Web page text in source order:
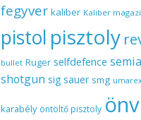
fegyver kaliber Kaliber
pistol pisztoly
bullet Ruger selfdefence
shotgun sig sauer smg
karabély öntöltő pisztoly